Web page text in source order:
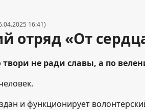
16:41)
отряд «От
твори не ради славы, а по
и функционирует